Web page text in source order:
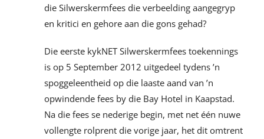
die Silwerskermfees die verbeelding aangegryp
en kritici en gehore aan die gons gehad?
Die eerste kykNET Silwerskermfees toekennings
is op 5 September 2012 uitgedeel tydens ’n
spoggeleentheid op die laaste aand van ’n
opwindende fees by die Bay Hotel in Kaapstad.
Na die fees se nederige begin, met net één nuwe
vollengte rolprent die vorige jaar, het dit omtrent